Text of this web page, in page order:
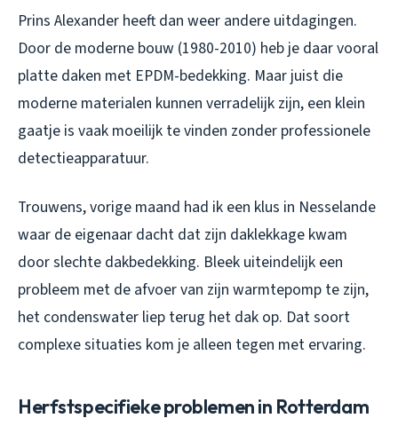
Prins Alexander heeft dan weer andere uitdagingen.
Door de moderne bouw (1980-2010) heb je daar vooral
platte daken met EPDM-bedekking. Maar juist die
moderne materialen kunnen verradelijk zijn, een klein
gaatje is vaak moeilijk te vinden zonder professionele
detectieapparatuur.
Trouwens, vorige maand had ik een klus in Nesselande
waar de eigenaar dacht dat zijn daklekkage kwam
door slechte dakbedekking. Bleek uiteindelijk een
probleem met de afvoer van zijn warmtepomp te zijn,
het condenswater liep terug het dak op. Dat soort
complexe situaties kom je alleen tegen met ervaring.
Herfstspecifieke problemen in Rotterdam